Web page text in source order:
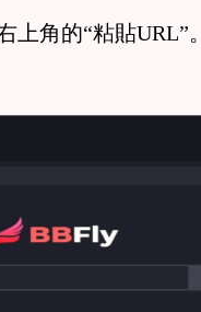
上角的“粘貼URL”。